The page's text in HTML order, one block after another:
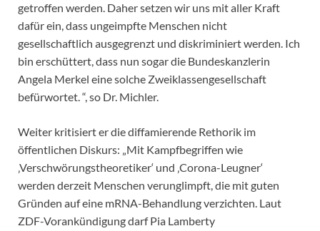
getroffen werden. Daher setzen wir uns mit aller Kraft
dafür ein, dass ungeimpfte Menschen nicht
gesellschaftlich ausgegrenzt und diskriminiert werden. Ich
bin erschüttert, dass nun sogar die Bundeskanzlerin
Angela Merkel eine solche Zweiklassengesellschaft
befürwortet. “, so Dr. Michler.
Weiter kritisiert er die diffamierende Rethorik im
öffentlichen Diskurs: „Mit Kampfbegriffen wie
‚Verschwörungstheoretiker‘ und ‚Corona-Leugner‘
werden derzeit Menschen verunglimpft, die mit guten
Gründen auf eine mRNA-Behandlung verzichten. Laut
ZDF-Vorankündigung darf Pia Lamberty